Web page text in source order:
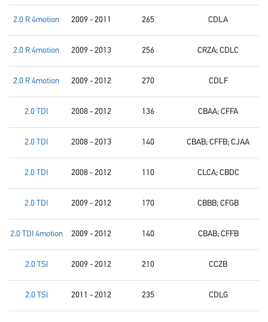
2.0 R 4motion 2009 - 2011 265 CDLA
2.0 R 4motion 2009 - 2013 256 CRZA; CDLC
2.0 R 4motion 2009 - 2012 270 CDLF
2.0 TDI 2008 - 2012 136 CBAA; CFFA
2.0 TDI 2008 - 2013 140 CBAB; CFFB; CJAA
2.0 TDI 2008 - 2012 110 CLCA; CBDC
2.0 TDI 2009 - 2012 170 CBBB; CFGB
2.0 TDI 4motion 2009 - 2012 140 CBAB; CFFB
2.0 TSI 2009 - 2012 210 CCZB
2.0 TSI 2011 - 2012 235 CDLG